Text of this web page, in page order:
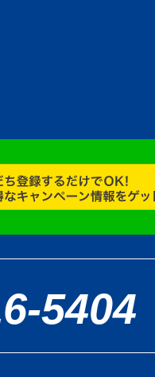
5404